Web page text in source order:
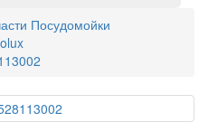
Посудомойки